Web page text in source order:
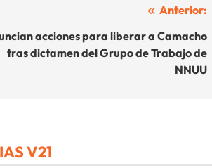
Anterior:
acciones para liberar a Camacho
tras dictamen del Grupo de Trabajo de
NNUU
V21